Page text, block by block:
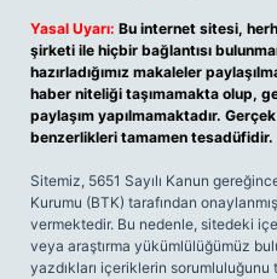
Yasal Uyarı: Bu internet sitesi,
şirketi ile hiçbir bağlantısı
hazırladığımız makaleler
haber niteliği taşımamakta olup,
paylaşım yapılmamaktadır.
benzerlikleri tamamen tesadüfidir.
Sitemiz, 5651 Sayılı Kanun
Kurumu (BTK) tarafından
vermektedir. Bu nedenle, sitedeki
veya araştırma yükümlülüğümüz
yazdıkları içeriklerin